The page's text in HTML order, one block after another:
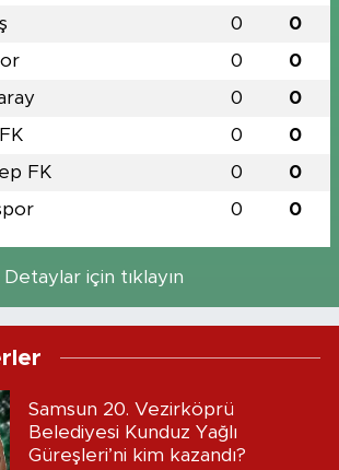
0 0
0 0
0 0
0 0
FK 0 0
0 0
Detaylar için tıklayın
Samsun 20. Vezirköprü
Belediyesi Kunduz Yağlı
Güreşleri’ni kim kazandı?